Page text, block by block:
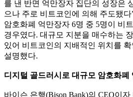
를 낸 반면 억만장자 집단의 성장은
으나 주로 비트코인에 의해 주도됐
암호화폐 억만장자 6명 중 5명이 비
경우였다. 대규모 지분을 매수하는
있어 비트코인의 지배적인 위치를
설명했다.
디지털 골드러시로 대규모 암호화폐
바이슨 은행(Bison Bank)의 CEO이